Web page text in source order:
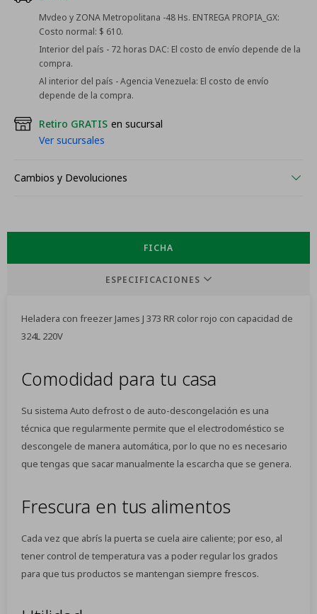
Mvdeo y ZONA Metropolitana -48 Hs. ENTREGA PROPIA_GX:
Costo normal: $ 610.
Interior del país - 72 horas DAC: El costo de envío depende de la
compra.
Al interior del país - Agencia Venezuela: El costo de envío
depende de la compra.
Retiro GRATIS en sucursal
Ver sucursales
Cambios y Devoluciones
FICHA
ESPECIFICACIONES
Heladera con freezer James J 373 RR color rojo con capacidad de
324L 220V
Comodidad para tu casa
Su sistema Auto defrost o de auto-descongelación es una
técnica que regularmente permite que el electrodoméstico se
descongele de manera automática, por lo que no es necesario
que tengas que sacar manualmente la escarcha que se genera.
Frescura en tus alimentos
Cada vez que abrís la puerta se cuela aire caliente; por eso, al
tener control de temperatura vas a poder regular los grados
para que tus productos se mantengan siempre frescos.